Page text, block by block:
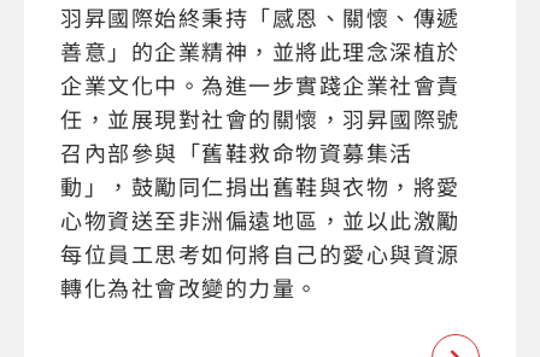
羽昇國際始終秉持「感恩、關懷、傳遞
善意」的企業精神，並將此理念深植於
企業文化中。為進一步實踐企業社會責
任，並展現對社會的關懷，羽昇國際號
召內部參與「舊鞋救命物資募集活
動」，鼓勵同仁捐出舊鞋與衣物，將愛
心物資送至非洲偏遠地區，並以此激勵
每位員工思考如何將自己的愛心與資源
轉化為社會改變的力量。